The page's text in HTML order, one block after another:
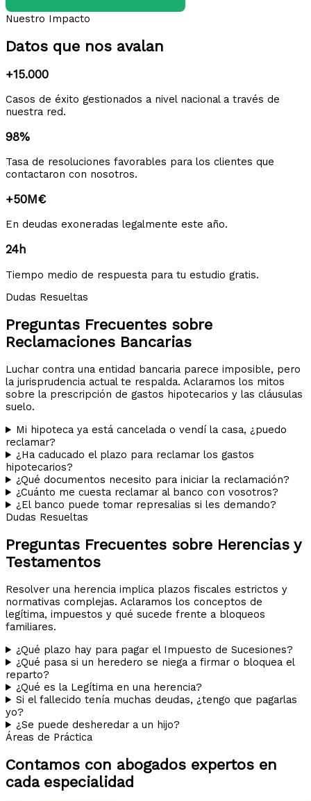
Nuestro Impacto
Datos que nos avalan
+15.000
Casos de éxito gestionados a nivel nacional a través de
nuestra red.
98%
Tasa de resoluciones favorables para los clientes que
contactaron con nosotros.
+50M€
En deudas exoneradas legalmente este año.
24h
Tiempo medio de respuesta para tu estudio gratis.
Dudas Resueltas
Preguntas Frecuentes sobre
Reclamaciones Bancarias
Luchar contra una entidad bancaria parece imposible, pero
la jurisprudencia actual te respalda. Aclaramos los mitos
sobre la prescripción de gastos hipotecarios y las cláusulas
suelo.
Mi hipoteca ya está cancelada o vendí la casa, ¿puedo
reclamar?
¿Ha caducado el plazo para reclamar los gastos
hipotecarios?
¿Qué documentos necesito para iniciar la reclamación?
¿Cuánto me cuesta reclamar al banco con vosotros?
¿El banco puede tomar represalias si les demando?
Dudas Resueltas
Preguntas Frecuentes sobre Herencias y
Testamentos
Resolver una herencia implica plazos fiscales estrictos y
normativas complejas. Aclaramos los conceptos de
legítima, impuestos y qué sucede frente a bloqueos
familiares.
¿Qué plazo hay para pagar el Impuesto de Sucesiones?
¿Qué pasa si un heredero se niega a firmar o bloquea el
reparto?
¿Qué es la Legítima en una herencia?
Si el fallecido tenía muchas deudas, ¿tengo que pagarlas
yo?
¿Se puede desheredar a un hijo?
Áreas de Práctica
Contamos con abogados expertos en
cada especialidad